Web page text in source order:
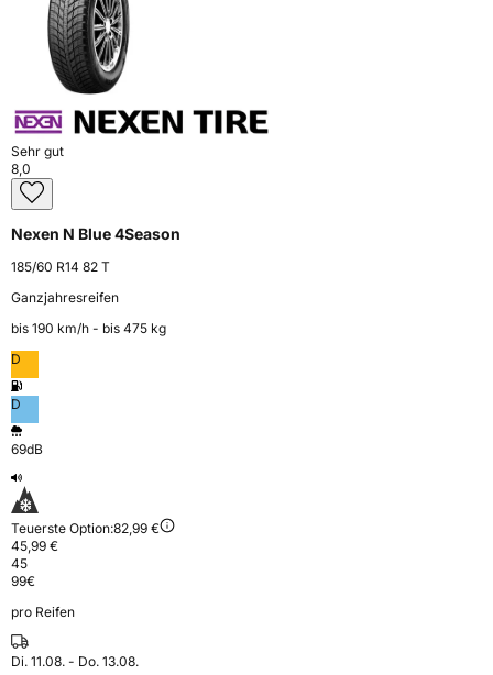
Sehr gut
8,0
Nexen N Blue 4Season
185/60 R14 82 T
Ganzjahresreifen
bis 190 km⁠/⁠h - bis 475 kg
D
D
69dB
Teuerste Option:82,99 €
45,99 €
45
99€
pro Reifen
Di. 11.08. - Do. 13.08.